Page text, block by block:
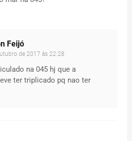
Feijó
de 2017 às 22:28
na 045 hj que a
ter triplicado pq nao ter